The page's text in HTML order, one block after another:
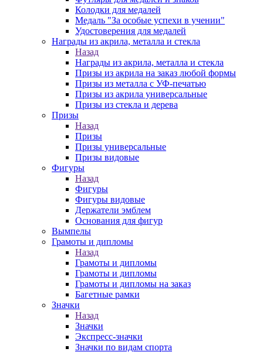
Колодки для медалей
Медаль "За особые успехи в учении"
Удостоверения для медалей
Награды из акрила, металла и стекла
Назад
Награды из акрила, металла и стекла
Призы из акрила на заказ любой формы
Призы из металла с УФ-печатью
Призы из акрила универсальные
Призы из стекла и дерева
Призы
Назад
Призы
Призы универсальные
Призы видовые
Фигуры
Назад
Фигуры
Фигуры видовые
Держатели эмблем
Основания для фигур
Вымпелы
Грамоты и дипломы
Назад
Грамоты и дипломы
Грамоты и дипломы
Грамоты и дипломы на заказ
Багетные рамки
Значки
Назад
Значки
Экспресс-значки
Значки по видам спорта